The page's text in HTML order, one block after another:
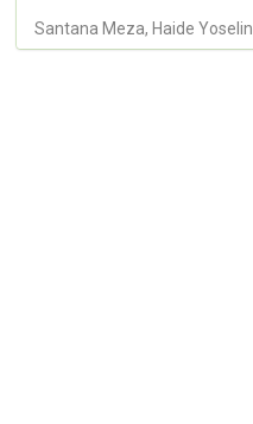
Santana Meza, Haide Yoselin